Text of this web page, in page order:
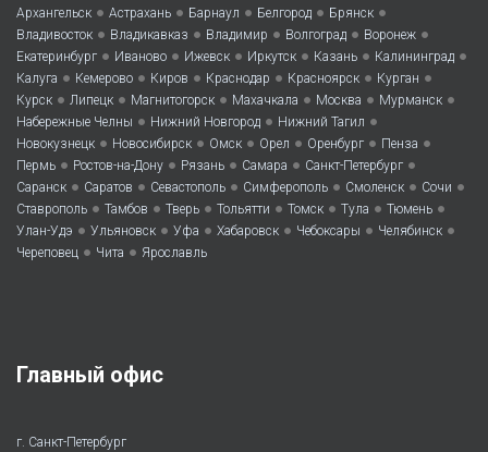
Архангельск • Астрахань • Барнаул • Белгород • Брянск •
Владивосток • Владикавказ • Владимир • Волгоград • Воронеж •
Екатеринбург • Иваново • Ижевск • Иркутск • Казань • Калининград •
Калуга • Кемерово • Киров • Краснодар • Красноярск • Курган •
Курск • Липецк • Магнитогорск • Махачкала • Москва • Мурманск •
Набережные Челны • Нижний Новгород • Нижний Тагил •
Новокузнецк • Новосибирск • Омск • Орел • Оренбург • Пенза •
Пермь • Ростов-на-Дону • Рязань • Самара • Санкт-Петербург •
Саранск • Саратов • Севастополь • Симферополь • Смоленск • Сочи •
Ставрополь • Тамбов • Тверь • Тольятти • Томск • Тула • Тюмень •
Улан-Удэ • Ульяновск • Уфа • Хабаровск • Чебоксары • Челябинск •
Череповец • Чита • Ярославль
Главный офис
г. Санкт-Петербург